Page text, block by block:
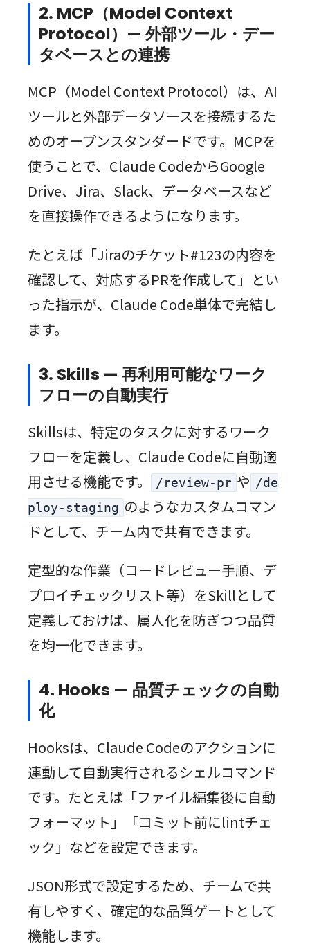
2. MCP（Model Context
Protocol）— 外部ツール・デー
タベースとの連携
MCP（Model Context Protocol）は、AI
ツールと外部データソースを接続するた
めのオープンスタンダードです。MCPを
使うことで、Claude CodeからGoogle
Drive、Jira、Slack、データベースなど
を直接操作できるようになります。
たとえば「Jiraのチケット#123の内容を
確認して、対応するPRを作成して」とい
った指示が、Claude Code単体で完結し
ます。
3. Skills — 再利用可能なワーク
フローの自動実行
Skillsは、特定のタスクに対するワーク
フローを定義し、Claude Codeに自動適
用させる機能です。
/review-pr や /de
ploy-staging のようなカスタムコマン
ドとして、チーム内で共有できます。
定型的な作業（コードレビュー手順、デ
プロイチェックリスト等）をSkillとして
定義しておけば、属人化を防ぎつつ品質
を均一化できます。
4. Hooks — 品質チェックの自動
化
Hooksは、Claude Codeのアクションに
連動して自動実行されるシェルコマンド
です。たとえば「ファイル編集後に自動
フォーマット」「コミット前にlintチェ
ック」などを設定できます。
JSON形式で設定するため、チームで共
有しやすく、確定的な品質ゲートとして
機能します。